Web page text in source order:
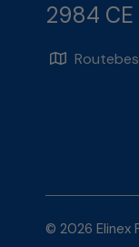
2984
© 2026 Elinex